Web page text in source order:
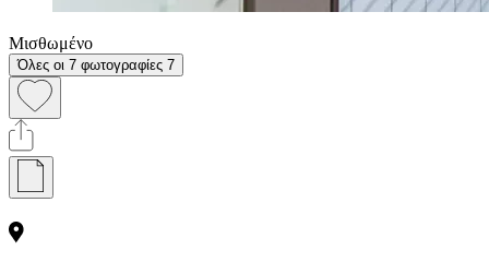
Μισθωμένο
Όλες οι 7 φωτογραφίες 7